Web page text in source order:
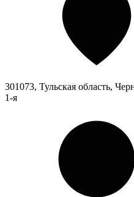
301073, Тульская область,
1-я